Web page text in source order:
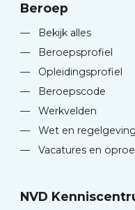
Beroep
—
Bekijk alles
—
Beroepsprofiel
—
Opleidingsprofiel
—
Beroepscode
—
Werkvelden
—
Wet en regelgeving
—
Vacatures en
NVD